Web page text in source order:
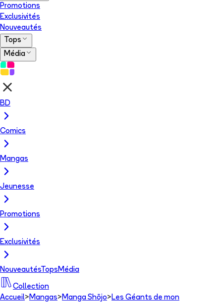
Promotions
Exclusivités
Nouveautés
Tops
Média
BD
Comics
Mangas
Jeunesse
Promotions
Exclusivités
NouveautésTops Média
Collection
Accueil> Mangas> Manga Shōjo> Les Géants de mon